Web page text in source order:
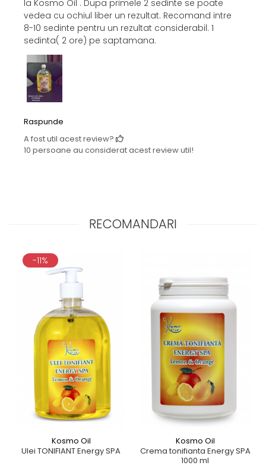
la Kosmo Oil . Dupa primele 2 sedinte se poate
vedea cu ochiul liber un rezultat. Recomand intre
8-10 sedinte pentru un rezultat considerabil. 1
sedinta( 2 ore) pe saptamana.
Raspunde
A fost util acest review?
10 persoane au considerat acest review util!
RECOMANDARI
-11%
Kosmo Oil
Ulei TONIFIANT Energy SPA
Kosmo Oil
Crema tonifianta Energy SPA
1000 ml